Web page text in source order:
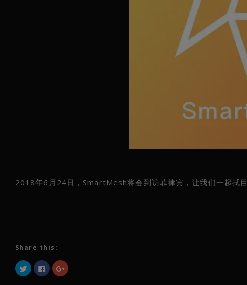
2018年6月24日，SmartMesh将会到访菲律宾，让我们一起拭目
Share this:
点
击
点
击
点
击